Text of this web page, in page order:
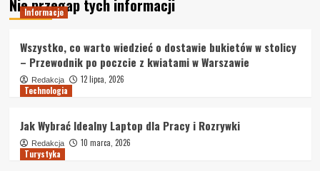
Nie przegap tych informacji
Informacje
Wszystko, co warto wiedzieć o dostawie bukietów w stolicy
– Przewodnik po poczcie z kwiatami w Warszawie
Redakcja
12 lipca, 2026
Technologia
Jak Wybrać Idealny Laptop dla Pracy i Rozrywki
Redakcja
10 marca, 2026
Turystyka